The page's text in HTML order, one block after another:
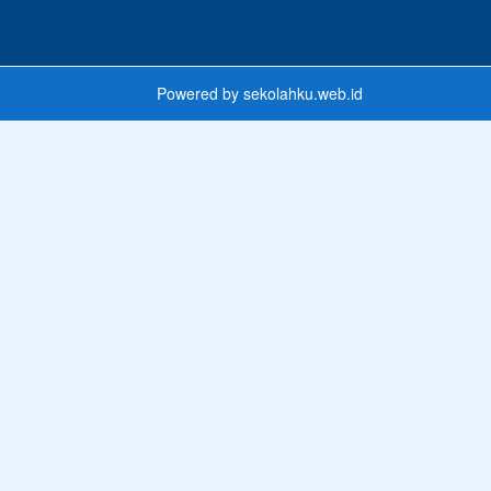
Powered by sekolahku.web.id